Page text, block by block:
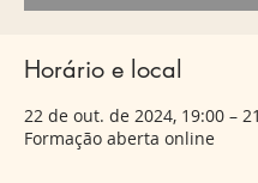
Horário e local
22 de out. de 2024, 19:00 –
Formação aberta online